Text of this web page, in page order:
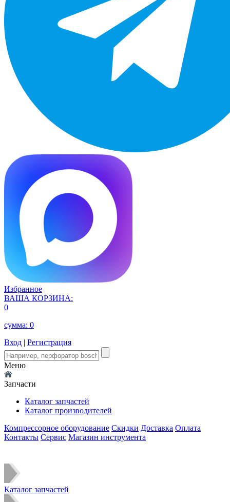
Избранное
ВАША КОРЗИНА:
0
сумма: 0
Вход | Регистрация
Меню
Запчасти
Каталог запчастей
Каталог производителей
Компрессорное оборудование Скидки Доставка Оплата
Контакты Сервис Магазин инструмента
Каталог запчастей